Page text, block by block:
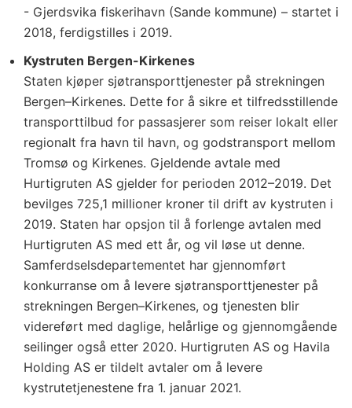
- Gjerdsvika fiskerihavn (Sande kommune) – startet i
2018, ferdigstilles i 2019.
Kystruten Bergen-Kirkenes
Staten kjøper sjøtransporttjenester på strekningen
Bergen–Kirkenes. Dette for å sikre et tilfredsstillende
transporttilbud for passasjerer som reiser lokalt eller
regionalt fra havn til havn, og godstransport mellom
Tromsø og Kirkenes. Gjeldende avtale med
Hurtigruten AS gjelder for perioden 2012–2019. Det
bevilges 725,1 millioner kroner til drift av kystruten i
2019. Staten har opsjon til å forlenge avtalen med
Hurtigruten AS med ett år, og vil løse ut denne.
Samferdselsdepartementet har gjennomført
konkurranse om å levere sjøtransporttjenester på
strekningen Bergen–Kirkenes, og tjenesten blir
videreført med daglige, helårlige og gjennomgående
seilinger også etter 2020. Hurtigruten AS og Havila
Holding AS er tildelt avtaler om å levere
kystrutetjenestene fra 1. januar 2021.